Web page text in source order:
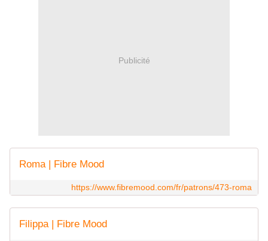
Publicité
Roma | Fibre Mood
https://www.fibremood.com/fr/patrons/473-roma
Filippa | Fibre Mood